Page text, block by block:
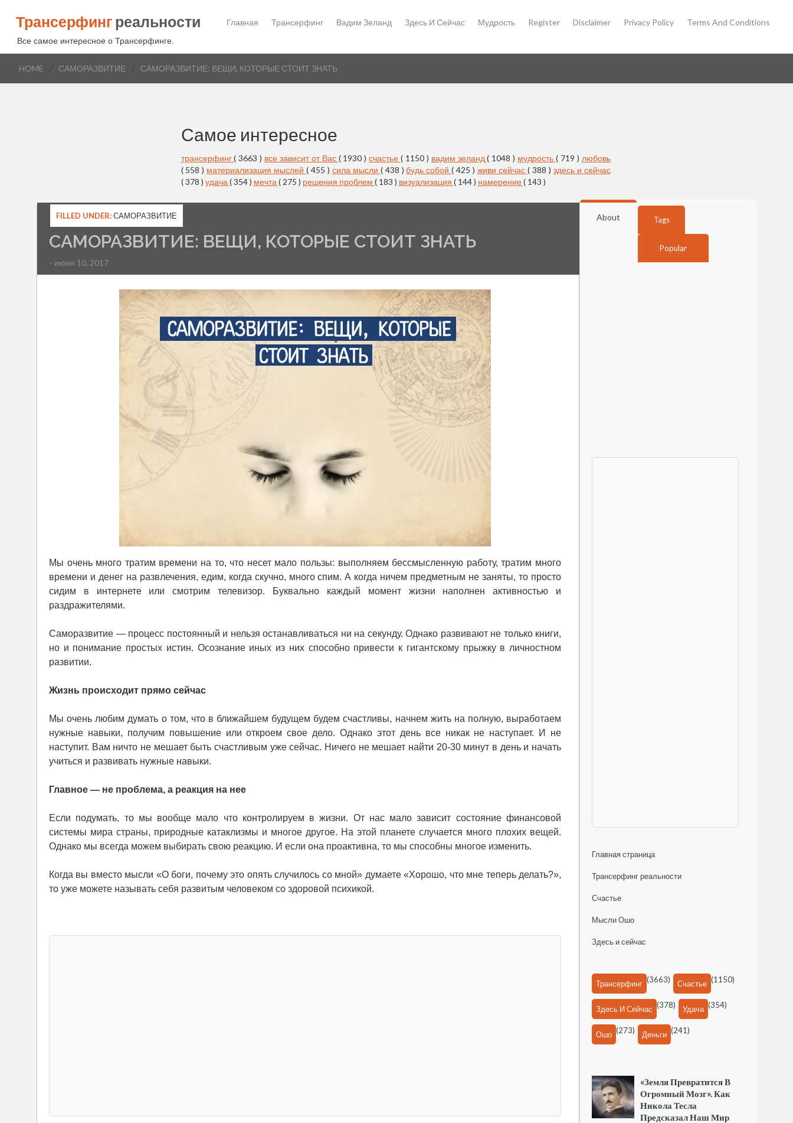
Трансерфинг реальности
Все самое интересное о Трансерфинге.
Главная Трансерфинг Вадим Зеланд Здесь И Сейчас Мудрость Register Disclaimer Privacy Policy Terms And Conditions
HOME / САМОРАЗВИТИЕ / САМОРАЗВИТИЕ: ВЕЩИ, КОТОРЫЕ СТОИТ ЗНАТЬ
Самое интересное
трансерфинг( 3663 ) все зависит от Вас ( 1930 )счастье ( 1150 ) вадим зеланд( 1048 ) мудрость ( 719 ) любовь
( 558 ) материализация мыслей( 455 ) сила мысли ( 438 )будь собой( 425 )живи сейчас ( 388 ) здесь и сейчас
( 378 ) удача ( 354 ) мечта ( 275 ) решения проблем ( 183 ) визуализация ( 144 ) намерение( 143 )
FILLED UNDER:САМОРАЗВИТИЕ
САМОРАЗВИТИЕ: ВЕЩИ, КОТОРЫЕ СТОИТ ЗНАТЬ
- июня 10, 2017
Мы очень много тратим времени на то, что несет мало пользы: выполняем бессмысленную работу, тратим много
времени и денег на развлечения, едим, когда скучно, много спим. А когда ничем предметным не заняты, то просто
сидим в интернете или смотрим телевизор. Буквально каждый момент жизни наполнен активностью и
раздражителями.
Cаморазвитие — процесс постоянный и нельзя останавливаться ни на секунду. Однако развивают не только книги,
но и понимание простых истин. Осознание иных из них способно привести к гигантскому прыжку в личностном
развитии.
Жизнь происходит прямо сейчас
Мы очень любим думать о том, что в ближайшем будущем будем счастливы, начнем жить на полную, выработаем
нужные навыки, получим повышение или откроем свое дело. Однако этот день все никак не наступает. И не
наступит. Вам ничто не мешает быть счастливым уже сейчас. Ничего не мешает найти 20-30 минут в день и начать
учиться и развивать нужные навыки.
Главное — не проблема, а реакция на нее
Если подумать, то мы вообще мало что контролируем в жизни. От нас мало зависит состояние финансовой
системы мира страны, природные катаклизмы и многое другое. На этой планете случается много плохих вещей.
Однако мы всегда можем выбирать свою реакцию. И если она проактивна, то мы способны многое изменить.
Когда вы вместо мысли «О боги, почему это опять случилось со мной» думаете «Хорошо, что мне теперь делать?»,
то уже можете называть себя развитым человеком со здоровой психикой.
About Tags
Popular
Главная страница
Трансерфинг реальности
Счастье
Мысли Ошо
Здесь и сейчас
Трансерфинг (3663) Счастье (1150)
Здесь И Сейчас (378) Удача (354)
Ошо (273) Деньги (241)
«Земля Превратится В
Огромный Мозг». Как
Никола Тесла
Предсказал Наш Мир